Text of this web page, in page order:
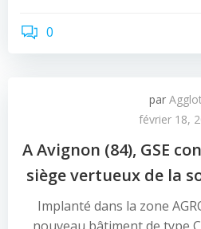
0
par
février 18,
A Avignon (84), GSE
siège vertueux de la
Implanté dans la zone